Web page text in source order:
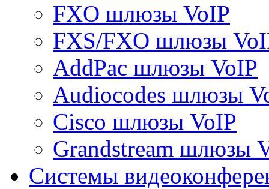
FXO шлюзы VoIP
FXS/FXO шлюзы
AddPac шлюзы VoIP
Audiocodes шлюзы
Cisco шлюзы VoIP
Grandstream шлюзы
Системы